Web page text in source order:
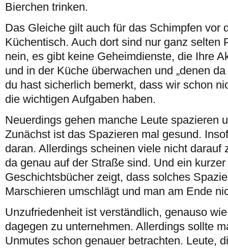
Bierchen trinken.
Das Gleiche gilt auch für das Schimpfen vor
Küchentisch. Auch dort sind nur ganz selten
nein, es gibt keine Geheimdienste, die Ihre
und in der Küche überwachen und „denen
du hast sicherlich bemerkt, dass wir schon
die wichtigen Aufgaben haben.
Neuerdings gehen manche Leute spazieren
Zunächst ist das Spazieren mal gesund.
daran. Allerdings scheinen viele nicht darauf
da genau auf der Straße sind. Und ein
Geschichtsbücher zeigt, dass solches
Marschieren umschlägt und man am Ende
Unzufriedenheit ist verständlich, genauso
dagegen zu unternehmen. Allerdings sollte
Unmutes schon genauer betrachten. Leute,